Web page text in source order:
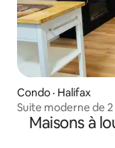
Condo · Halifax
Suite moderne de
avec parking !
Maisons à